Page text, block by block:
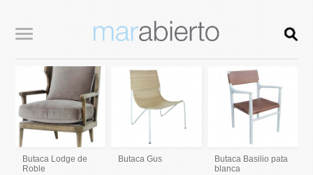
Butaca Lodge de
Roble
Butaca Gus
Butaca Basilio pata
blanca